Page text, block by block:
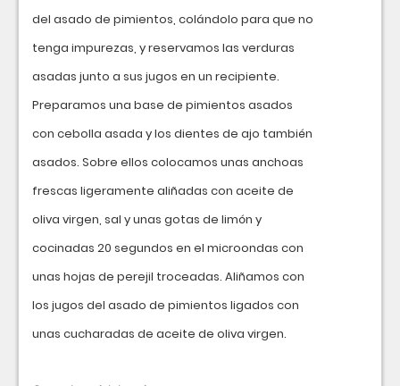
del asado de pimientos, colándolo para que no
tenga impurezas, y reservamos las verduras
asadas junto a sus jugos en un recipiente.
Preparamos una base de pimientos asados
con cebolla asada y los dientes de ajo también
asados. Sobre ellos colocamos unas anchoas
frescas ligeramente aliñadas con aceite de
oliva virgen, sal y unas gotas de limón y
cocinadas 20 segundos en el microondas con
unas hojas de perejil troceadas. Aliñamos con
los jugos del asado de pimientos ligados con
unas cucharadas de aceite de oliva virgen.